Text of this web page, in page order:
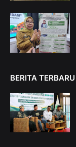
BERITA TERBARU